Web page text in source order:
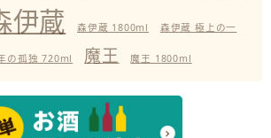
伊蔵 森伊蔵 1800ml 森伊蔵 極上の一
の孤独 720ml 魔王 魔王 1800ml